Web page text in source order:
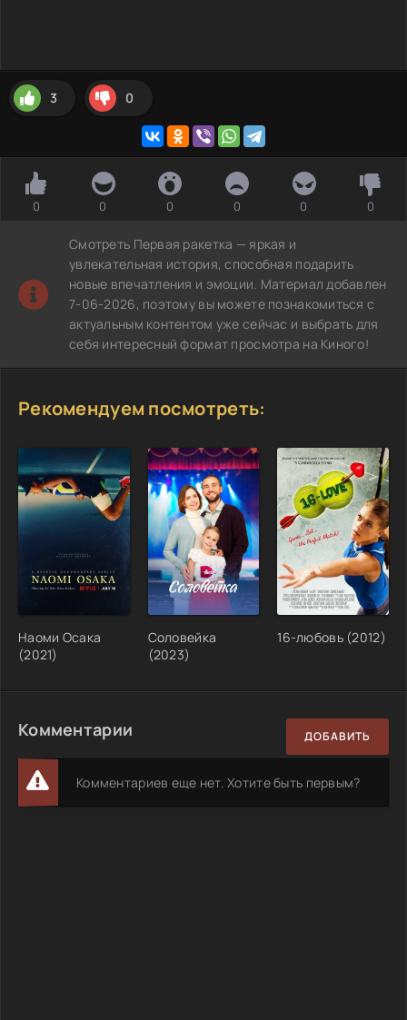
3 0
0 0 0 0 0 0
Смотреть Первая ракетка — яркая и
увлекательная история, способная подарить
новые впечатления и эмоции. Материал добавлен
7-06-2026, поэтому вы можете познакомиться с
актуальным контентом уже сейчас и выбрать для
себя интересный формат просмотра на Киного!
Рекомендуем посмотреть:
Наоми Осака
(2021)
Соловейка
(2023)
16-любовь (2012)
Комментарии ДОБАВИТЬ
Комментариев еще нет. Хотите быть первым?